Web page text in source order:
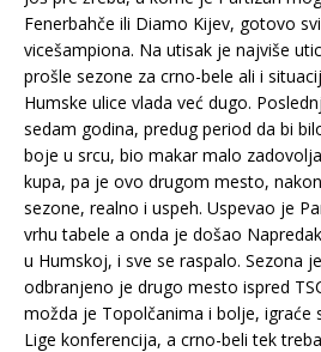
Fenerbahče ili Diamo Kijev, gotovo
vicešampiona. Na utisak je najviše
prošle sezone za crno-bele ali i
Humske ulice vlada već dugo.
sedam godina, predug period da bi
boje u srcu, bio makar malo
kupa, pa je ovo drugom mesto,
sezone, realno i uspeh. Uspevao je
vrhu tabele a onda je došao
u Humskoj, i sve se raspalo. Sezona
odbranjeno je drugo mesto ispred
možda je Topolčanima i bolje, igraće
Lige konferencija, a crno-beli tek